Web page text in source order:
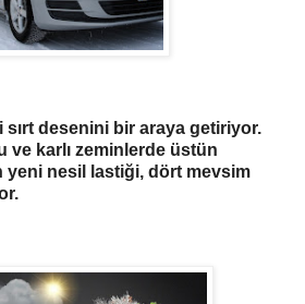
sırt desenini bir araya getiriyor.
ve karlı zeminlerde üstün
yeni nesil lastiği, dört mevsim